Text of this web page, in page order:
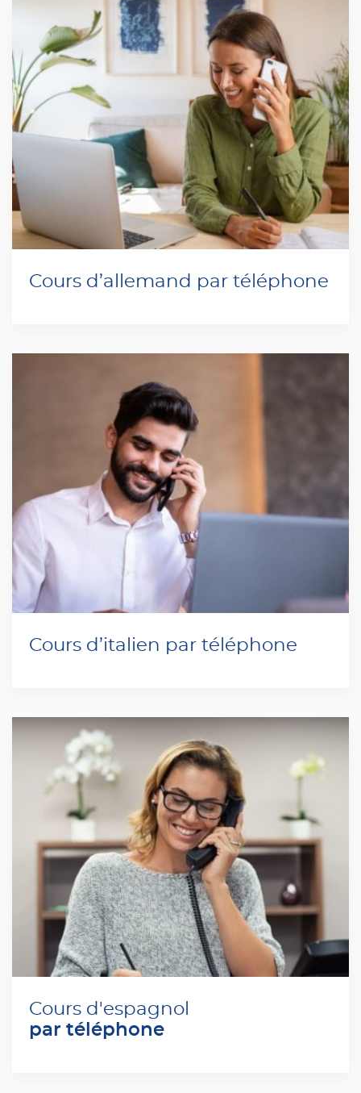
Cours d’allemand par téléphone
Cours d’italien par téléphone
Cours d'espagnol
par téléphone